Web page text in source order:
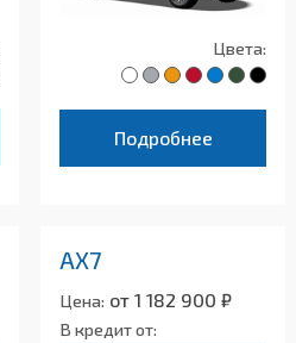
Цвета:
Подробнее
AX7
Цена: от 1 182 900 ₽
В кредит от: